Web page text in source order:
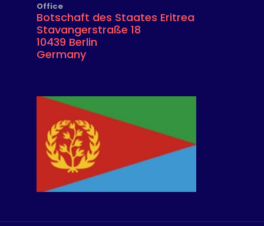
Office
Botschaft des Staates Eritrea
Stavangerstraße 18
10439 Berlin
Germany